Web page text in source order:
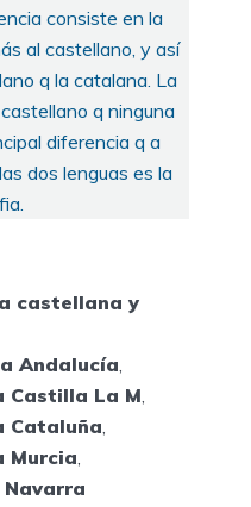
consiste en la
al castellano, y así
q la catalana. La
q ninguna
diferencia q a
dos lenguas es la
castellana y
Andalucía,
Castilla La M,
Cataluña,
Murcia,